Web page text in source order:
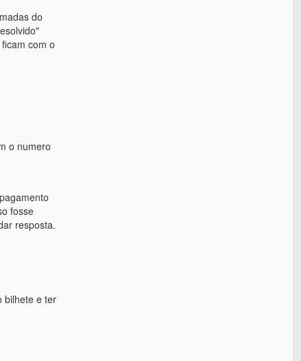
do
com o
o numero
fosse
resposta.
bilhete e ter